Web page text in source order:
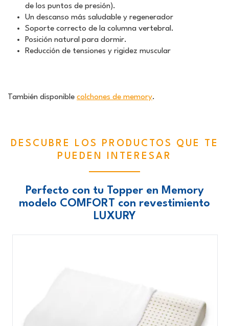
de los puntos de presión).
Un descanso más saludable y regenerador
Soporte correcto de la columna vertebral.
Posición natural para dormir.
Reducción de tensiones y rigidez muscular
También disponible colchones de memory.
DESCUBRE LOS PRODUCTOS QUE TE
PUEDEN INTERESAR
Perfecto con tu Topper en Memory
modelo COMFORT con revestimiento
LUXURY